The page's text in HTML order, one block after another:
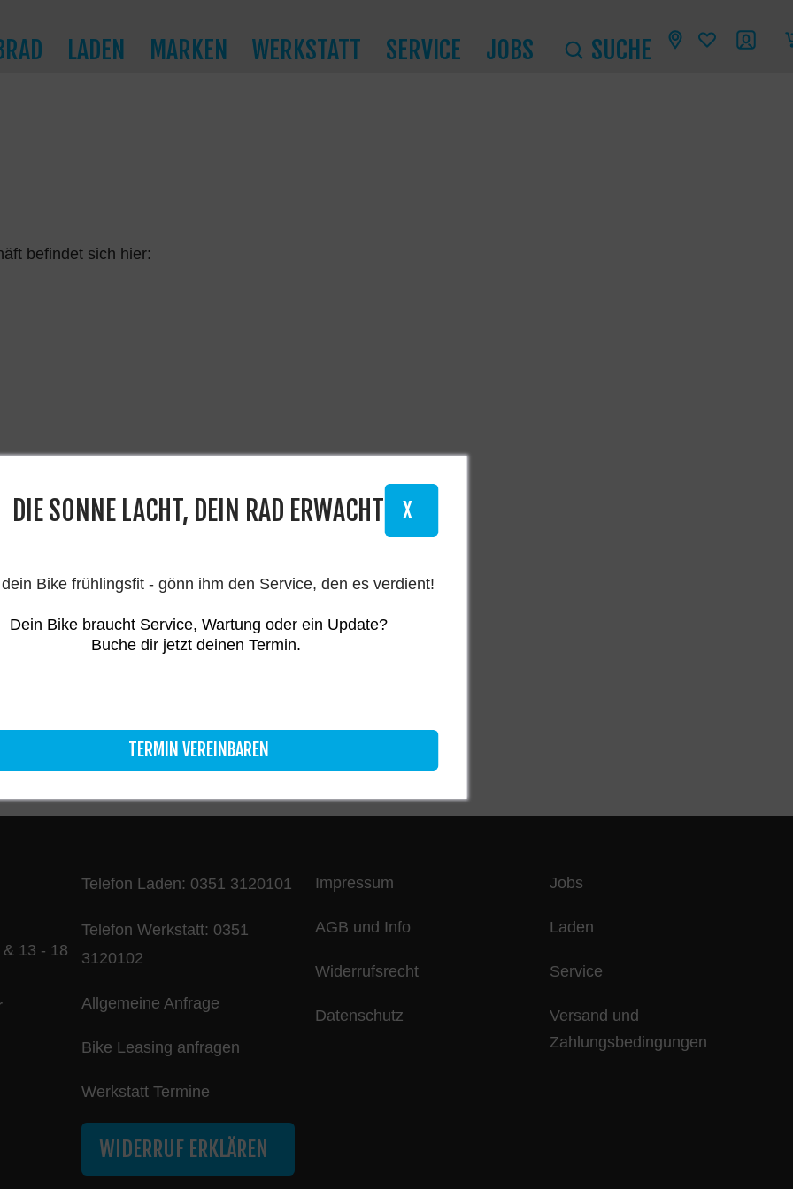
LADEN MARKEN WERKSTATT SERVICE JOBS SUCHE
befindet sich hier:
X
DIE SONNE LACHT, DEIN RAD ERWACHT
Bike frühlingsfit - gönn ihm den Service, den es verdient!
Dein Bike braucht Service, Wartung oder ein Update?
Buche dir jetzt deinen Termin.
is too short - to ride shit bikes
13 - 18
Telefon Laden: 0351 3120101
Telefon Werkstatt: 0351
3120102
Allgemeine Anfrage
Bike Leasing anfragen
Werkstatt Termine
WIDERRUF ERKLÄREN
Impressum
AGB und Info
Widerrufsrecht
Datenschutz
Jobs
Laden
Service
Versand und
Zahlungsbedingungen